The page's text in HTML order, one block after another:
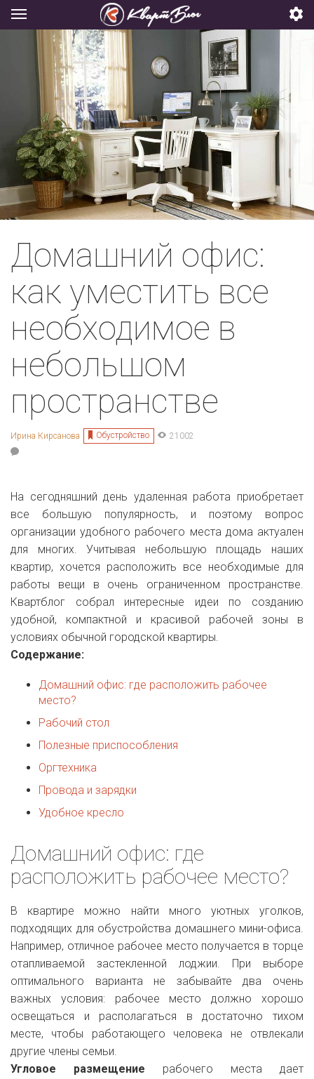
Домашний офис:
как уместить все
необходимое в
небольшом
пространстве
Ирина Кирсанова Обустройство 21002
На сегодняшний день удаленная работа приобретает
все большую популярность, и поэтому вопрос
организации удобного рабочего места дома актуален
для многих. Учитывая небольшую площадь наших
квартир, хочется расположить все необходимые для
работы вещи в очень ограниченном пространстве.
Квартблог собрал интересные идеи по созданию
удобной, компактной и красивой рабочей зоны в
условиях обычной городской квартиры.
Содержание:
Домашний офис: где расположить рабочее
место?
Рабочий стол
Полезные приспособления
Оргтехника
Провода и зарядки
Удобное кресло
Домашний офис: где
расположить рабочее место?
В квартире можно найти много уютных уголков,
подходящих для обустройства домашнего мини-офиса.
Например, отличное рабочее место получается в торце
отапливаемой застекленной лоджии. При выборе
оптимального варианта не забывайте два очень
важных условия: рабочее место должно хорошо
освещаться и располагаться в достаточно тихом
месте, чтобы работающего человека не отвлекали
другие члены семьи.
Угловое размещение рабочего места дает